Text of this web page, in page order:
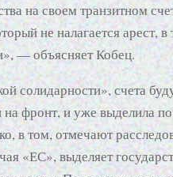
на своем транзитном
не налагается арест,
— объясняет Кобец.
солидарности», счета
на фронт, и уже выделила
в том, отмечают
«ЕС», выделяет